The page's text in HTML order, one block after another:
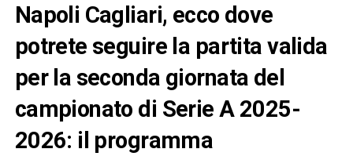
Napoli Cagliari, ecco dove
potrete seguire la partita valida
per la seconda giornata del
campionato di Serie A 2025-
2026: il programma